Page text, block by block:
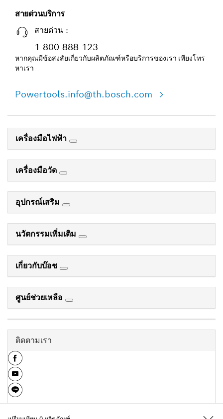
สายด่วนบริการ
สายด่วน :
1 800 888 123
หากคุณมีข้อสงสัยเกี่ยวกับผลิตภัณฑ์หรือบริการของเรา เพียงโทร
หาเรา
Powertools.info@th.bosch.com
เครื่องมือไฟฟ้า
เครื่องมือวัด
อุปกรณ์เสริม
นวัตกรรมเพิ่มเติม
เกี่ยวกับบ๊อช
ศูนย์ช่วยเหลือ
ติดตามเรา